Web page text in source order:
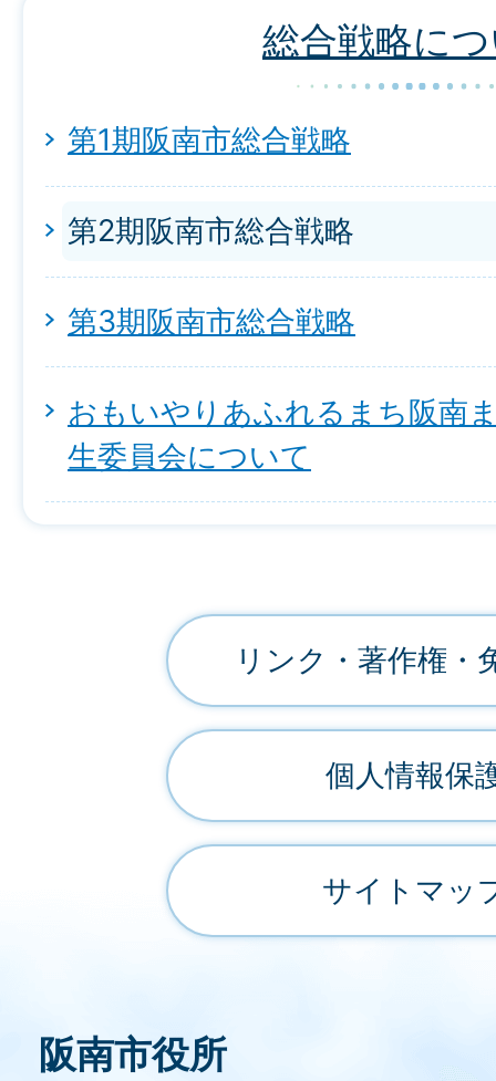
総合戦略に
第1期阪南市総合戦略
第2期阪南市総合戦略
第3期阪南市総合戦略
おもいやりあふれるまち阪南
生委員会について
リンク・著作権・
個人情報保
サイトマッ
阪南市役所